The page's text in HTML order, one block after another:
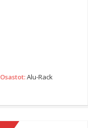
Osastot:Alu-Rack